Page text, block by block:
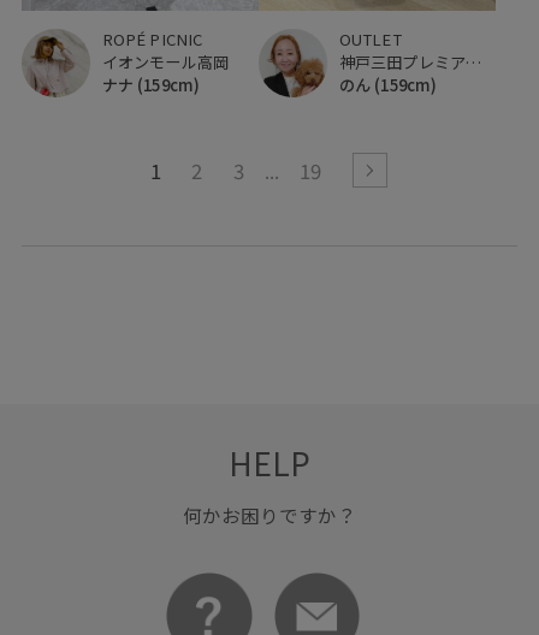
ROPÉ PICNIC
イオンモール高岡
ナナ (159cm)
OUTLET
神戸三田プレミアム・アウトレット
のん (159cm)
1 2 3 19
HELP
何かお困りですか？